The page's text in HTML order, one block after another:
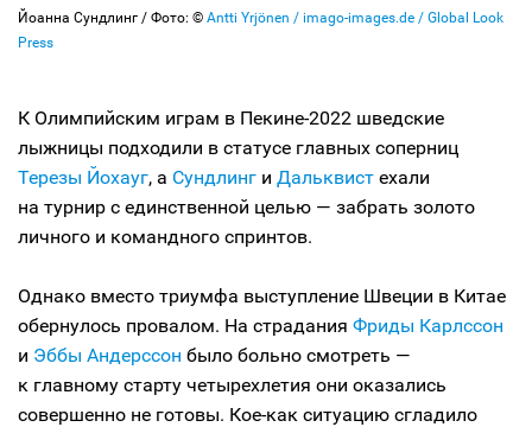
Йоанна Сундлинг / Фото: © Antti Yrjönen / imago-images.de / Global Look
Press
К Олимпийским играм в Пекине-2022 шведские
лыжницы подходили в статусе главных соперниц
Терезы Йохауг, а Сундлинг и Дальквист ехали
на турнир с единственной целью — забрать золото
личного и командного спринтов.
Однако вместо триумфа выступление Швеции в Китае
обернулось провалом. На страдания Фриды Карлссон
и Эббы Андерссон было больно смотреть —
к главному старту четырехлетия они оказались
совершенно не готовы. Кое-как ситуацию сгладило